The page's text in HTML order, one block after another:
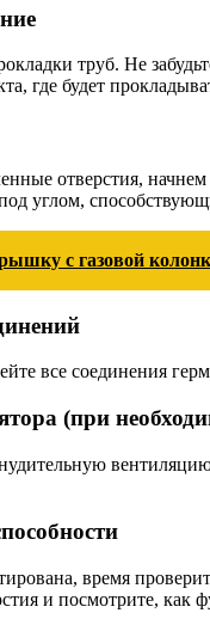
труб. Не
где будет
отверстия,
углом,
с газовой
все соединения
(при
время
и посмотрите, как